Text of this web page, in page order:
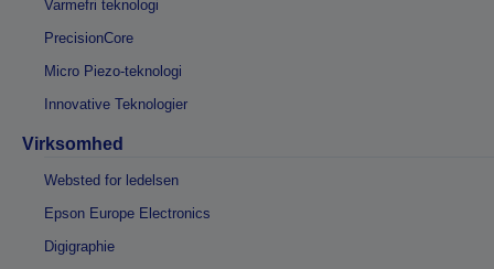
Varmefri teknologi
PrecisionCore
Micro Piezo-teknologi
Innovative Teknologier
Virksomhed
Websted for ledelsen
Epson Europe Electronics
Digigraphie